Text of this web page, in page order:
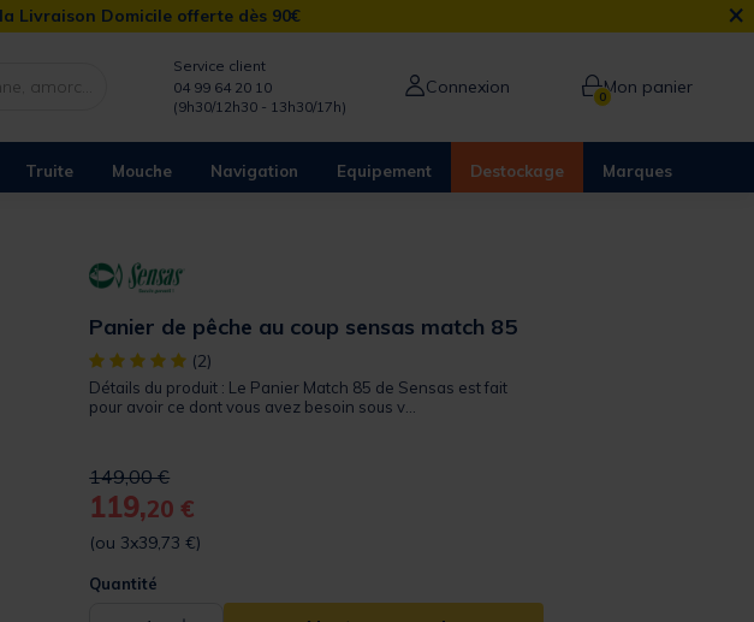
Livraison Domicile offerte dès 90€ ×
Service client
04 99 64 20 10
(9h30/12h30 - 13h30/17h)
Connexion 0Mon panier
Truite Mouche Navigation Equipement Destockage Marques
Panier de pêche au coup sensas match 85
[object Object] out of 5 Customer Rating
(2)
Détails du produit : Le Panier Match 85 de Sensas est fait
pour avoir ce dont vous avez besoin sous v...
Price reduced from
149,00 €to
119,20 €
(ou 3x39,73 €)
Quantité